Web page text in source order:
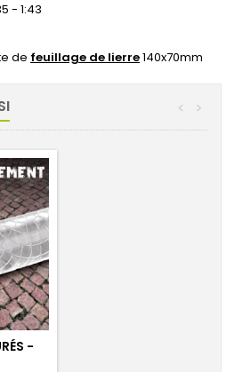
- 1:43
de feuillage de lierre140x70mm
>
<
-